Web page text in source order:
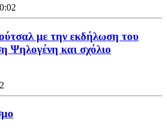
με την εκδήλωση του
και σχόλιο